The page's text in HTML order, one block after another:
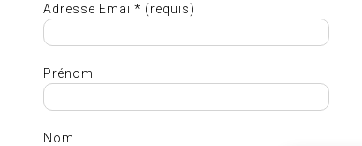
Adresse Email* (requis)
Prénom
Nom